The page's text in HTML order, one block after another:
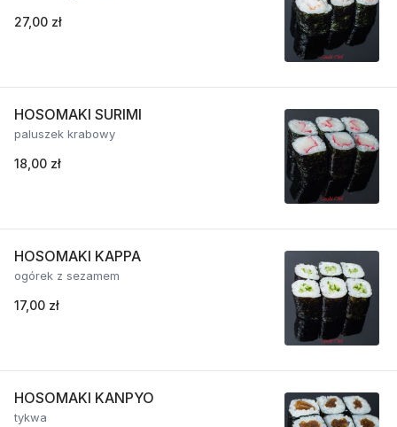
27,00 zł
HOSOMAKI SURIMI
paluszek krabowy
18,00 zł
HOSOMAKI KAPPA
ogórek z sezamem
17,00 zł
HOSOMAKI KANPYO
tykwa